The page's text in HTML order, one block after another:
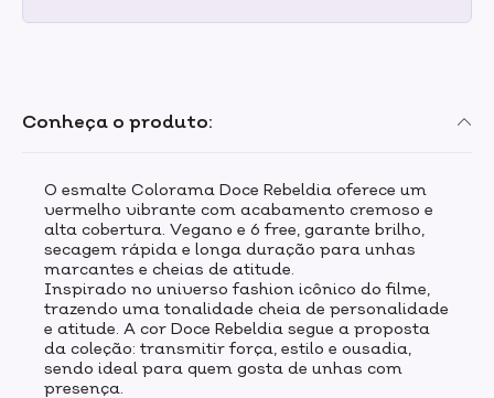
Conheça o produto:
O esmalte Colorama Doce Rebeldia oferece um
vermelho vibrante com acabamento cremoso e
alta cobertura. Vegano e 6 free, garante brilho,
secagem rápida e longa duração para unhas
marcantes e cheias de atitude.
Inspirado no universo fashion icônico do filme,
trazendo uma tonalidade cheia de personalidade
e atitude. A cor Doce Rebeldia segue a proposta
da coleção: transmitir força, estilo e ousadia,
sendo ideal para quem gosta de unhas com
presença.